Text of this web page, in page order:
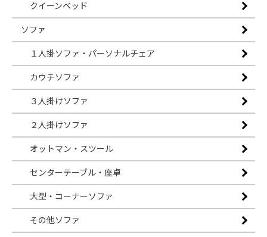
クイーンベッド
ソファ
１人掛ソファ・パーソナルチェア
カウチソファ
３人掛けソファ
２人掛けソファ
オットマン・スツール
センターテーブル・座卓
大型・コーナーソファ
その他ソファ